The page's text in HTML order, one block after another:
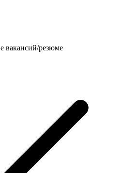
вакансий/резюме